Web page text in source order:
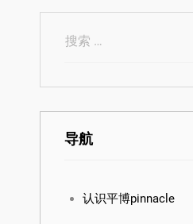
导航
认识平博pinnacle